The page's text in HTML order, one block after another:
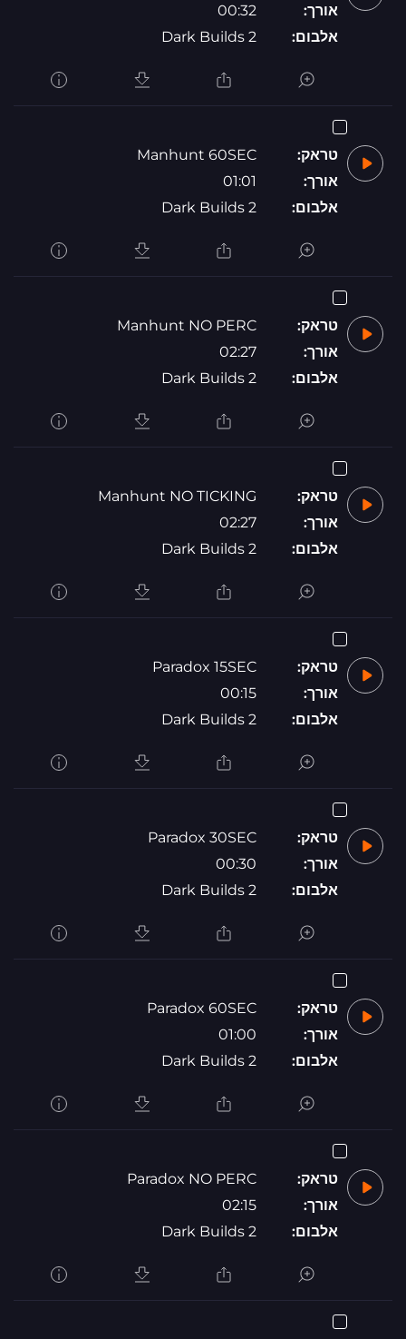
אורך:
00:32
אלבום:
Dark Builds 2
טראק:
Manhunt 60SEC
אורך:
01:01
אלבום:
Dark Builds 2
טראק:
Manhunt NO PERC
אורך:
02:27
אלבום:
Dark Builds 2
טראק:
Manhunt NO TICKING
אורך:
02:27
אלבום:
Dark Builds 2
טראק:
Paradox 15SEC
אורך:
00:15
אלבום:
Dark Builds 2
טראק:
Paradox 30SEC
אורך:
00:30
אלבום:
Dark Builds 2
טראק:
Paradox 60SEC
אורך:
01:00
אלבום:
Dark Builds 2
טראק:
Paradox NO PERC
אורך:
02:15
אלבום:
Dark Builds 2